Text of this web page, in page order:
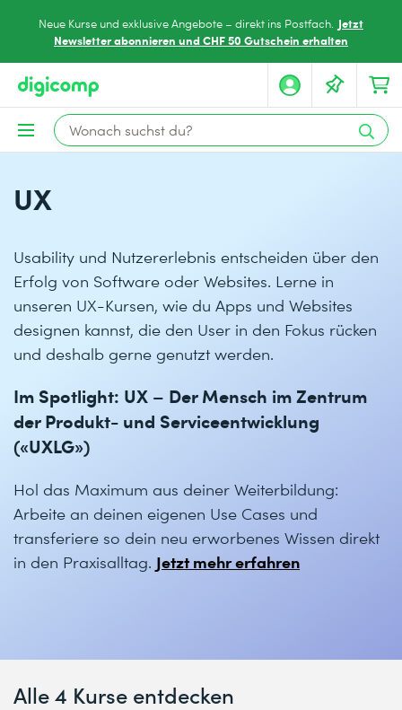
Neue Kurse und exklusive Angebote – direkt ins Postfach. Jetzt
Newsletter abonnieren und CHF 50 Gutschein erhalten
UX
Usability und Nutzererlebnis entscheiden über den
Erfolg von Software oder Websites. Lerne in
unseren UX-Kursen, wie du Apps und Websites
designen kannst, die den User in den Fokus rücken
und deshalb gerne genutzt werden.
Im Spotlight: UX – Der Mensch im Zentrum
der Produkt- und Serviceentwicklung
(«UXLG»)
Hol das Maximum aus deiner Weiterbildung:
Arbeite an deinen eigenen Use Cases und
transferiere so dein neu erworbenes Wissen direkt
in den Praxisalltag. Jetzt mehr erfahren
Alle 4 Kurse entdecken